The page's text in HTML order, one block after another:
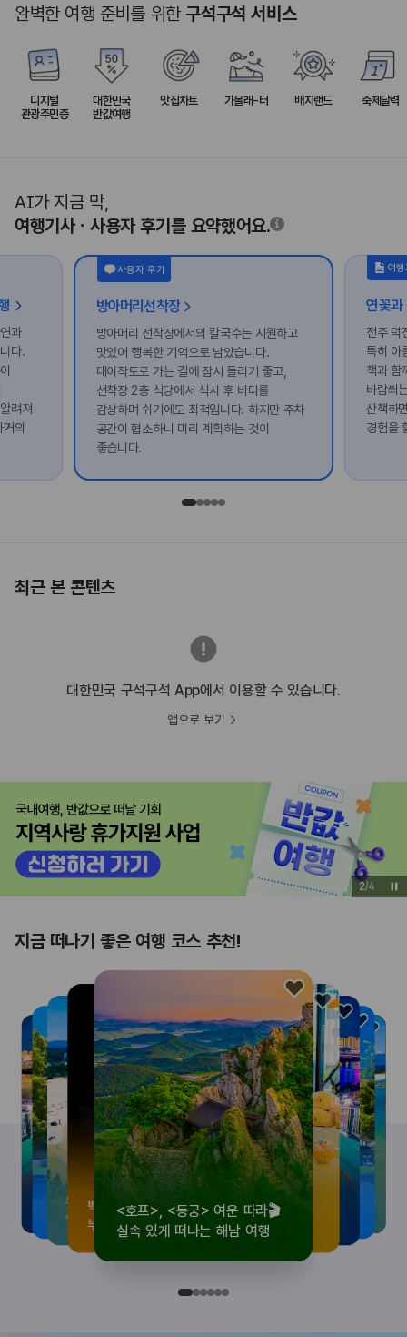
완벽한 여행 준비를 위한구석구석 서비스
디지털
관광주민증
대한민국
반값여행
맛집차트 가볼래-터 배지랜드 축제달력
AI가 지금 막,
여행기사ㆍ사용자 후기를 요약했어요.
과
다.
려져
의
사용자 후기
방아머리선착장
방아머리 선착장에서의 칼국수는 시원하고
맛있어 행복한 기억으로 남았습니다.
대이작도로 가는 길에 잠시 들리기 좋고,
선착장 2층 식당에서 식사 후 바다를
감상하며 쉬기에도 최적입니다. 하지만 주차
공간이 협소하니 미리 계획하는 것이
좋습니다.
여
전주 덕
특히 아
책과 함
바람쐬
산책하
경험을
최근 본 콘텐츠
대한민국 구석구석 App에서 이용할 수 있습니다.
앱으로 보기
2/4
지금 떠나기 좋은 여행 코스 추천!
<호프>, <동궁> 여운 따라🎬
실속 있게 떠나는 해남 여행
로컬 감성 수집!
전국 로컬 기념품숍 3곳⭐
우리말이 더 재미있어지는
세종 한글 여행
숲길부터 천년 고찰까지!
마음에 쉼을 더하는 부안
뚜벅이 여행자 주목🚶
양양 1박 2일 코스
백제의 숨결을 따라,
부여에서 만나는 여름
<호프>, <동궁> 여운 따라🎬
실속 있게 떠나는 해남 여행
로컬 감성 수집!
전국 로컬 기념품숍 3곳⭐
우리말이 더 재미있어지는
세종 한글 여행
숲길부터 천년 고찰까지!
마음에 쉼을 더하는 부안
뚜벅이 여행자 주목🚶
양양 1박 2일 코스
백제의 숨결을 따라,
부여에서 만나는 여름
<호프>, <동궁> 여운 따라🎬
실속 있게 떠나는 해남 여행
로컬 감성 수집!
전국 로컬 기념품숍 3곳⭐
우리말이 더 재미있어지는
세종 한글 여행
숲길부터 천년 고찰까지!
마음에 쉼을 더하는 부안
뚜벅이 여행자 주목🚶
양양 1박 2일 코스
백제의 숨결을 따라,
부여에서 만나는 여름